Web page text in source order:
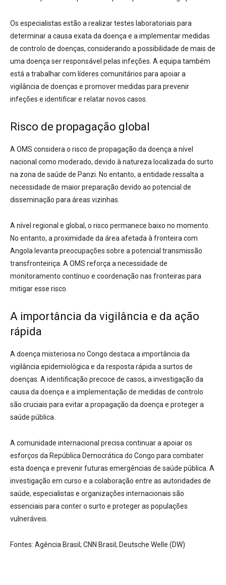
Os especialistas estão a realizar testes laboratoriais para
determinar a causa exata da doença e a implementar medidas
de controlo de doenças, considerando a possibilidade de mais de
uma doença ser responsável pelas infeções. A equipa também
está a trabalhar com líderes comunitários para apoiar a
vigilância de doenças e promover medidas para prevenir
infeções e identificar e relatar novos casos.
Risco de propagação global
A OMS considera o risco de propagação da doença a nível
nacional como moderado, devido à natureza localizada do surto
na zona de saúde de Panzi. No entanto, a entidade ressalta a
necessidade de maior preparação devido ao potencial de
disseminação para áreas vizinhas.
A nível regional e global, o risco permanece baixo no momento.
No entanto, a proximidade da área afetada à fronteira com
Angola levanta preocupações sobre a potencial transmissão
transfronteiriça. A OMS reforça a necessidade de
monitoramento contínuo e coordenação nas fronteiras para
mitigar esse risco.
A importância da vigilância e da ação
rápida
A doença misteriosa no Congo destaca a importância da
vigilância epidemiológica e da resposta rápida a surtos de
doenças. A identificação precoce de casos, a investigação da
causa da doença e a implementação de medidas de controlo
são cruciais para evitar a propagação da doença e proteger a
saúde pública.
A comunidade internacional precisa continuar a apoiar os
esforços da República Democrática do Congo para combater
esta doença e prevenir futuras emergências de saúde pública. A
investigação em curso e a colaboração entre as autoridades de
saúde, especialistas e organizações internacionais são
essenciais para conter o surto e proteger as populações
vulneráveis.
Fontes: Agência Brasil; CNN Brasil; Deutsche Welle (DW)